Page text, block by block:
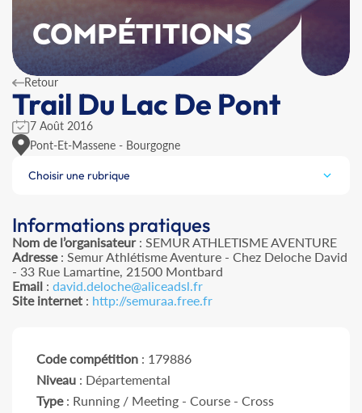
COMPÉTITIONS
Retour
Trail Du Lac De Pont
7 Août 2016
Pont-Et-Massene - Bourgogne
Choisir une rubrique
Informations pratiques
Nom de l’organisateur: SEMUR ATHLETISME AVENTURE
Adresse: Semur Athlétisme Aventure - Chez Deloche David
- 33 Rue Lamartine, 21500 Montbard
Email : david.deloche@aliceadsl.fr
Site internet : http://semuraa.free.fr
Code compétition : 179886
Niveau : Départemental
Type: Running / Meeting - Course - Cross